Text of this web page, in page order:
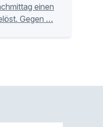
einen
Gegen …